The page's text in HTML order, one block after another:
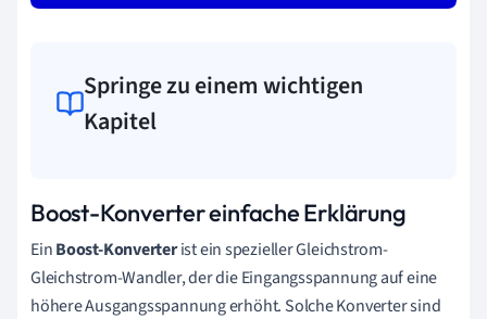
Springe zu einem wichtigen
Kapitel
Boost-Konverter einfache Erklärung
EinBoost-Konverterist ein spezieller Gleichstrom-
Gleichstrom-Wandler, der die Eingangsspannung auf eine
höhere Ausgangsspannung erhöht. Solche Konverter sind